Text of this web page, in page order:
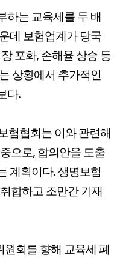
하는 교육세를 두 배
데 보험업계가 당국
포화, 손해율 상승 등
상황에서 추가적인
다.
험협회는 이와 관련해
으로, 합의안을 도출
계획이다. 생명보험
합하고 조만간 기재
회를 향해 교육세 폐